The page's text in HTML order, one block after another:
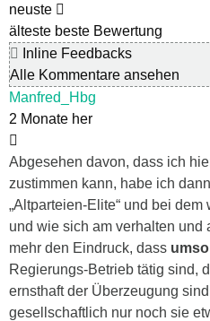
neuste
älteste beste Bewertung
Inline Feedbacks
Alle Kommentare ansehen
Manfred_Hbg
2 Monate her
Abgesehen davon, dass ich
zustimmen kann, habe ich
„Altparteien-Elite“ und bei
und wie sich am verhalten und
mehr den Eindruck, dass umso
Regierungs-Betrieb tätig sind,
ernsthaft der Überzeugung
gesellschaftlich nur noch sie